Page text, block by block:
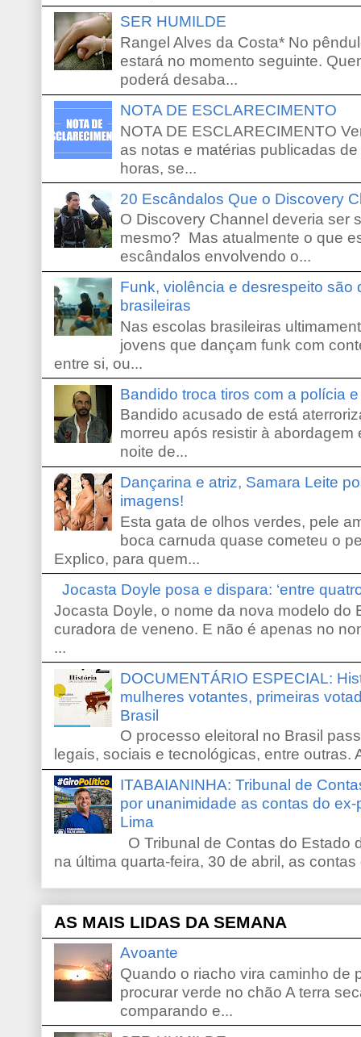
SER HUMILDE
Rangel Alves da Costa* No
estará no momento seguinte.
poderá desaba...
NOTA DE ESCLARECIMENTO
NOTA DE ESCLARECIMENTO
as notas e matérias publicadas
horas, se...
20 Escândalos Que o Discovery
O Discovery Channel deveria ser
mesmo? Mas atualmente o que
escândalos envolvendo o...
Funk, violência e desrespeito são
brasileiras
Nas escolas brasileiras
jovens que dançam funk com
entre si, ou...
Bandido troca tiros com a polícia
Bandido acusado de está
morreu após resistir à
noite de...
Dançarina e atriz, Samara Leite
imagens!
Esta gata de olhos verdes, pele
boca carnuda quase cometeu o
Explico, para quem...
Jocasta Doyle posa e dispara: ‘entre
Jocasta Doyle, o nome da nova modelo do
curadora de veneno. E não é apenas no
...
DOCUMENTÁRIO ESPECIAL:
mulheres votantes, primeiras
Brasil
O processo eleitoral no Brasil
legais, sociais e tecnológicas, entre outras.
ITABAIANINHA: Tribunal de
por unanimidade as contas do
Lima
O Tribunal de Contas do Estado
na última quarta-feira, 30 de abril, as
AS MAIS LIDAS DA SEMANA
Avoante
Quando o riacho vira caminho de
procurar verde no chão A terra
comparando e...